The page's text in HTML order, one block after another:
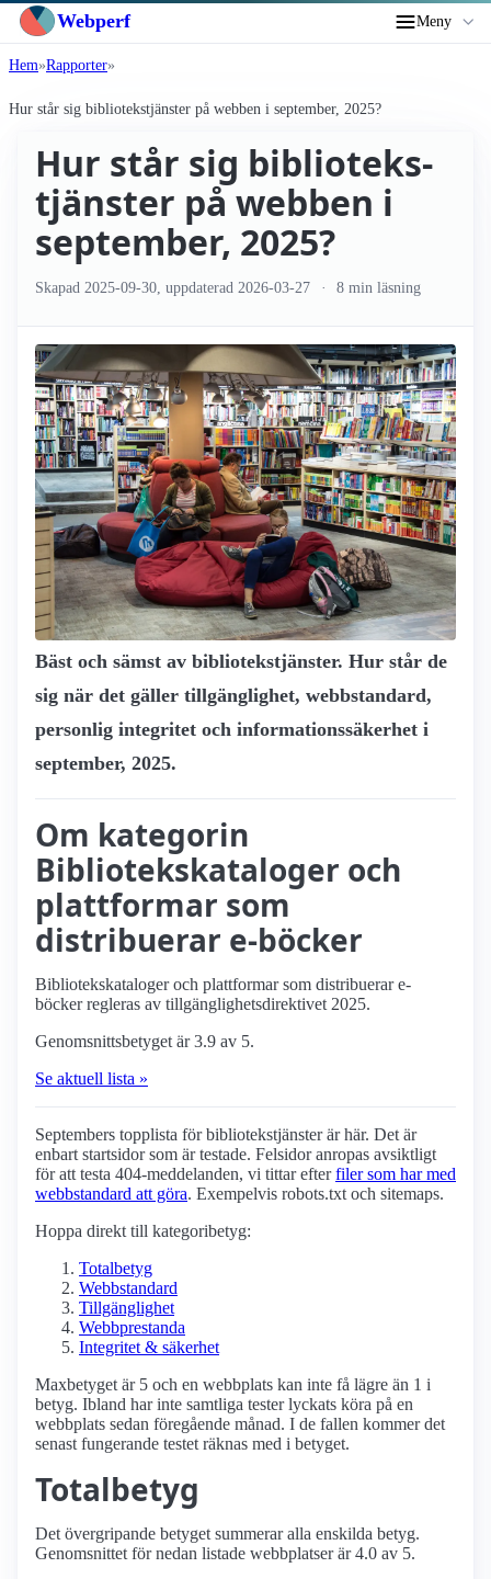
Webperf Meny
Hem Rapporter
Hur står sig biblioteks­tjänster på webben i september, 2025?
Hur står sig biblioteks­
tjänster på webben i
september, 2025?
Skapad 2025-09-30 , uppdaterad 2026-03-27 8 min läsning
Bäst och sämst av biblioteks­tjänster. Hur står de
sig när det gäller tillgänglighet, webbstandard,
personlig integritet och informationssäkerhet i
september, 2025.
Om kategorin
Bibliotekskataloger och
plattformar som
distribuerar e-böcker
Bibliotekskataloger och plattformar som distribuerar e-
böcker regleras av tillgänglighetsdirektivet 2025.
Genomsnittsbetyget är 3.9 av 5.
Se aktuell lista »
Septembers topplista för biblioteks­tjänster är här. Det är
enbart startsidor som är testade. Felsidor anropas avsiktligt
för att testa 404-meddelanden, vi tittar efterfiler som har med
webbstandard att göra. Exempelvis robots.txt och sitemaps.
Hoppa direkt till kategoribetyg:
Totalbetyg
Webbstandard
Tillgänglighet
Webbprestanda
Integritet & säkerhet
Maxbetyget är 5 och en webbplats kan inte få lägre än 1 i
betyg. Ibland har inte samtliga tester lyckats köra på en
webbplats sedan föregående månad. I de fallen kommer det
senast fungerande testet räknas med i betyget.
Totalbetyg
Det övergripande betyget summerar alla enskilda betyg.
Genomsnittet för nedan listade webbplatser är 4.0 av 5.